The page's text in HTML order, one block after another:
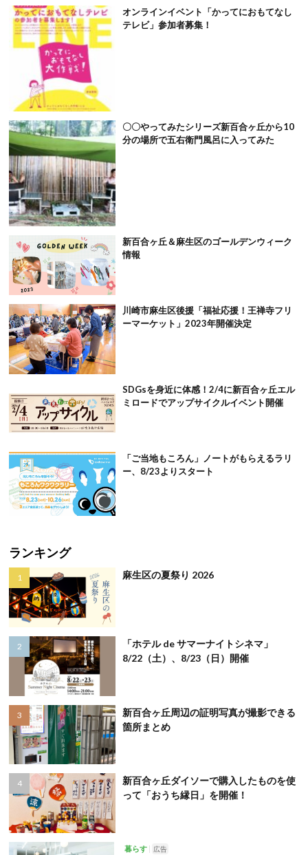
オンラインイベント「かってにおもてなし
テレビ」参加者募集！
〇〇やってみたシリーズ新百合ヶ丘から10
分の場所で五右衛門風呂に入ってみた
新百合ヶ丘＆麻生区のゴールデンウィーク
情報
川崎市麻生区後援「福祉応援！王禅寺フリ
ーマーケット」2023年開催決定
SDGsを身近に体感！2/4に新百合ヶ丘エル
ミロードでアップサイクルイベント開催
「ご当地もころん」ノートがもらえるラリ
ー、8/23よりスタート
ランキング
麻生区の夏祭り 2026
「ホテル de サマーナイトシネマ」
8/22（土）、8/23（日）開催
新百合ヶ丘周辺の証明写真が撮影できる
箇所まとめ
新百合ヶ丘ダイソーで購入したものを使
って「おうち縁日」を開催！
暮らす 広告